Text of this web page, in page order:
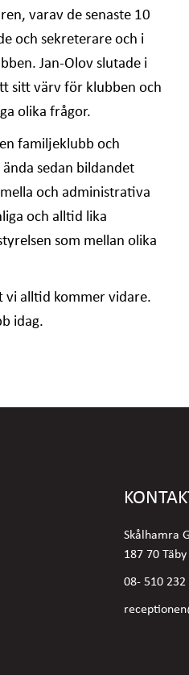
varav de senaste 10
och sekreterare och i
Jan-Olov slutade i
sitt värv för klubben och
olika frågor.
familjeklubb och
sedan bildandet
och administrativa
och alltid lika
som mellan olika
vi alltid kommer vidare.
idag.
Skålhamra
187 70 Täby
08- 510 232